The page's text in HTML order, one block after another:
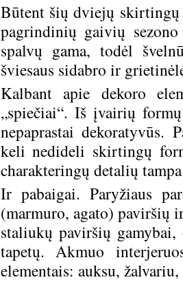
Būtent šių dviejų skirtingų
pagrindinių gaivių
spalvų gama, todėl
šviesaus sidabro ir
Kalbant apie dekoro
„spiečiai“. Iš įvairių
nepaprastai dekoratyvūs.
keli nedideli skirtingų
charakteringų detalių
Ir pabaigai. Paryžiaus
(marmuro, agato) paviršių
staliukų paviršių
tapetų. Akmuo
elementais: auksu,